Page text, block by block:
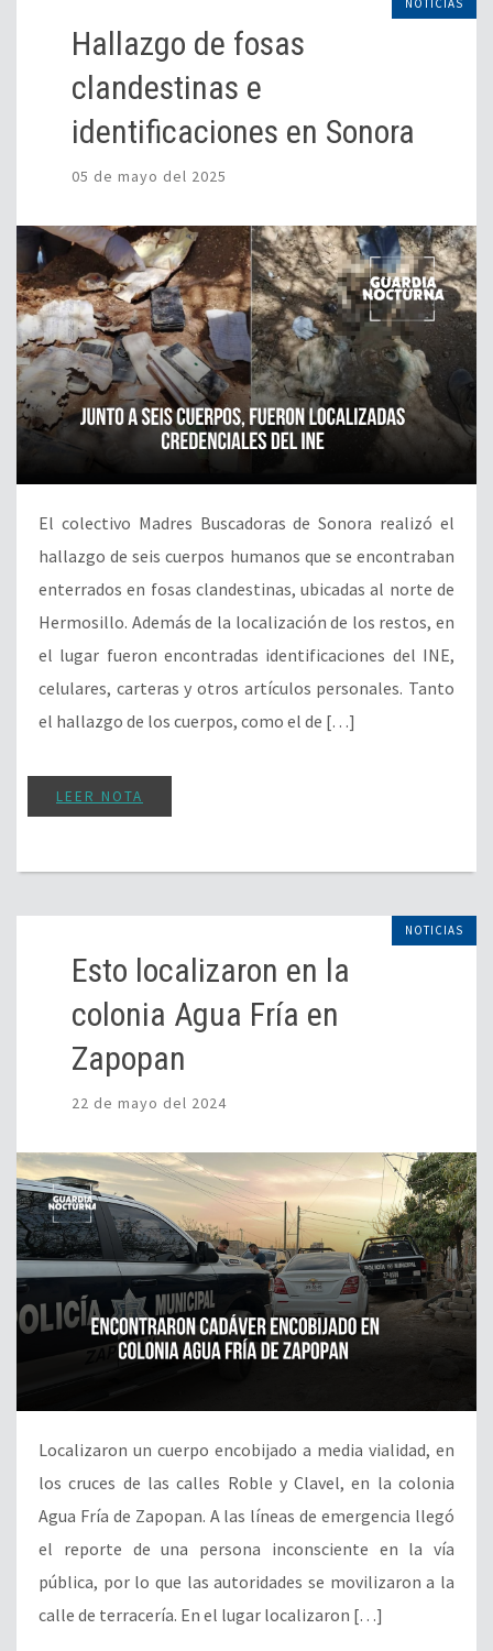
NOTICIAS
Hallazgo de fosas
clandestinas e
identificaciones en Sonora
05 de mayo del 2025
El colectivo Madres Buscadoras de Sonora realizó el
hallazgo de seis cuerpos humanos que se encontraban
enterrados en fosas clandestinas, ubicadas al norte de
Hermosillo. Además de la localización de los restos, en
el lugar fueron encontradas identificaciones del INE,
celulares, carteras y otros artículos personales. Tanto
el hallazgo de los cuerpos, como el de […]
LEER NOTA
NOTICIAS
Esto localizaron en la
colonia Agua Fría en
Zapopan
22 de mayo del 2024
Localizaron un cuerpo encobijado a media vialidad, en
los cruces de las calles Roble y Clavel, en la colonia
Agua Fría de Zapopan. A las líneas de emergencia llegó
el reporte de una persona inconsciente en la vía
pública, por lo que las autoridades se movilizaron a la
calle de terracería. En el lugar localizaron […]